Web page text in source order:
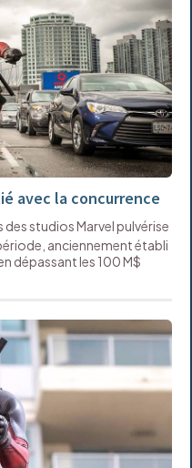
avec la concurrence
studios Marvel pulvérise
anciennement établi
dépassant les 100 M$